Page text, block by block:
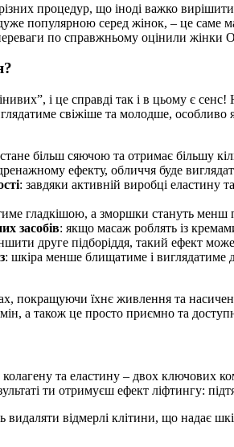
процедур, що іноді важко
популярною серед жінок, – це саме
по справжньому оцінили жінки
і це справді так і в цьому є
свіжіше та молодше,
більш сяючою та отримає більшу
ефекту, обличчя буде
: завдяки активній виробці
гладкішою, а зморшки стануть менш
засобів: якщо масаж роблять із
друге підборіддя, такий ефект
: шкіра менше блищатиме і виглядатиме
покращуючи їхнє живлення та
а також це просто приємно та
та еластину – двох ключових
ти отримуєш ефект ліфтингу:
відмерлі клітини, що надає